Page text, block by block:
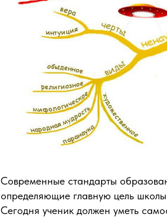
Современные стандарты
определяющие главную цель
Сегодня ученик должен уметь